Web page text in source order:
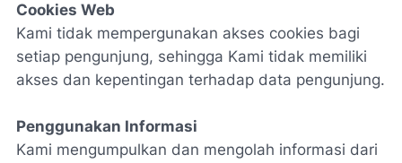
Cookies Web
Kami tidak mempergunakan akses cookies bagi
setiap pengunjung, sehingga Kami tidak memiliki
akses dan kepentingan terhadap data pengunjung.
Penggunakan Informasi
Kami mengumpulkan dan mengolah informasi dari